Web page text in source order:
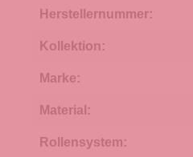
Herstellernummer:
Kollektion:
Marke:
Material:
Rollensystem: